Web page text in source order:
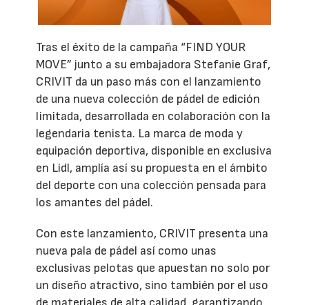
Tras el éxito de la campaña “FIND YOUR
MOVE” junto a su embajadora Stefanie Graf,
CRIVIT da un paso más con el lanzamiento
de una nueva colección de pádel de edición
limitada, desarrollada en colaboración con la
legendaria tenista. La marca de moda y
equipación deportiva, disponible en exclusiva
en Lidl, amplía así su propuesta en el ámbito
del deporte con una colección pensada para
los amantes del pádel.
Con este lanzamiento, CRIVIT presenta una
nueva pala de pádel así como unas
exclusivas pelotas que apuestan no solo por
un diseño atractivo, sino también por el uso